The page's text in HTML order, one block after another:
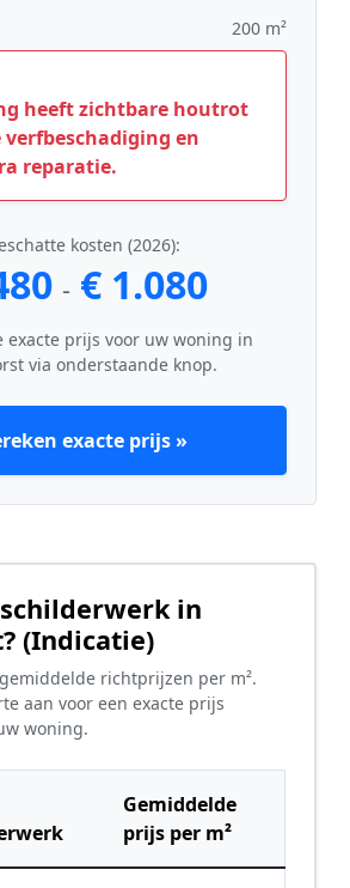
200 m²
heeft zichtbare houtrot
en
reparatie.
kosten (2026):
- € 1.080
exacte prijs voor uw woning in
via onderstaande knop.
exacte prijs »
in
(Indicatie)
richtprijzen per m².
aan voor een exacte prijs
woning.
Gemiddelde
prijs per m²